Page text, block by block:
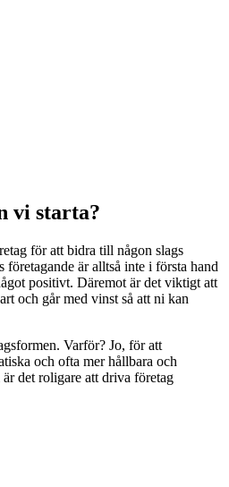
vi starta?
för att bidra till någon slags
företagande är alltså inte i första hand
positivt. Däremot är det viktigt att
och går med vinst så att ni kan
Varför? Jo, för att
och ofta mer hållbara och
det roligare att driva företag